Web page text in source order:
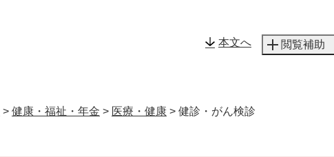
本文へ 閲覧補助
> 健康・福祉・年金 > 医療・健康 > 健診・がん検診